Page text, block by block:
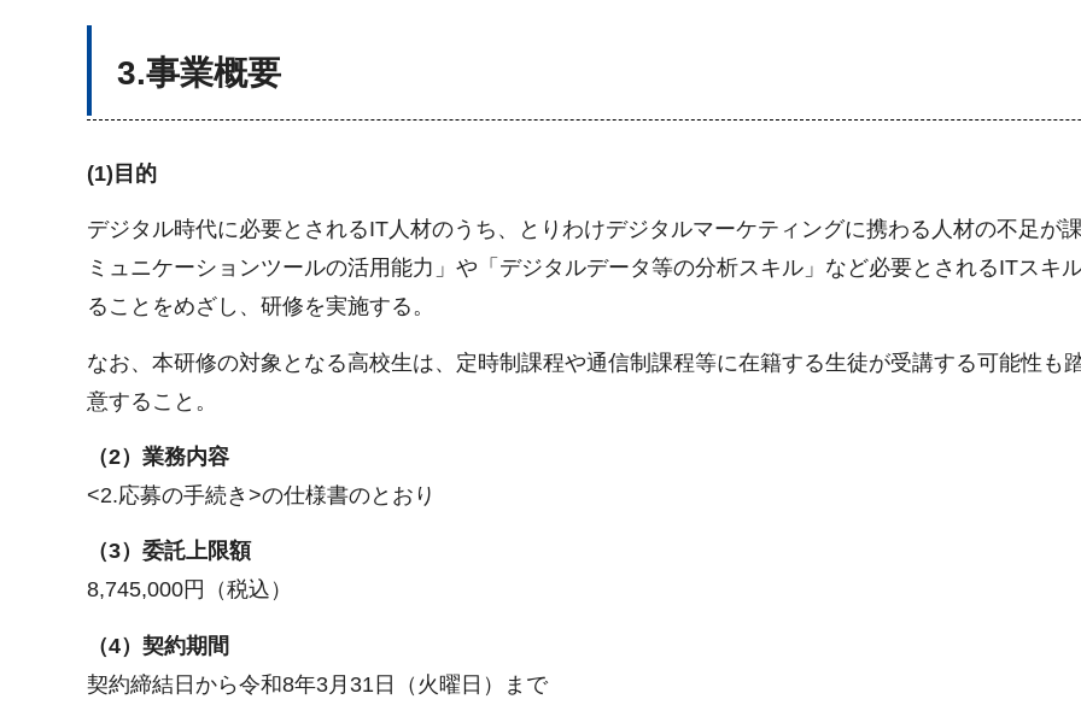
3.事業概要
(1)目的
デジタル時代に必要とされるIT人材のうち、とりわけデジタルマーケティングに携わる人材の不足が
ミュニケーションツールの活用能力」や「デジタルデータ等の分析スキル」など必要とされるITスキ
ることをめざし、研修を実施する。
なお、本研修の対象となる高校生は、定時制課程や通信制課程等に在籍する生徒が受講する可能性も
意すること。
（2）業務内容
<2.応募の手続き>の仕様書のとおり
（3）委託上限額
8,745,000円（税込）
（4）契約期間
契約締結日から令和8年3月31日（火曜日）まで